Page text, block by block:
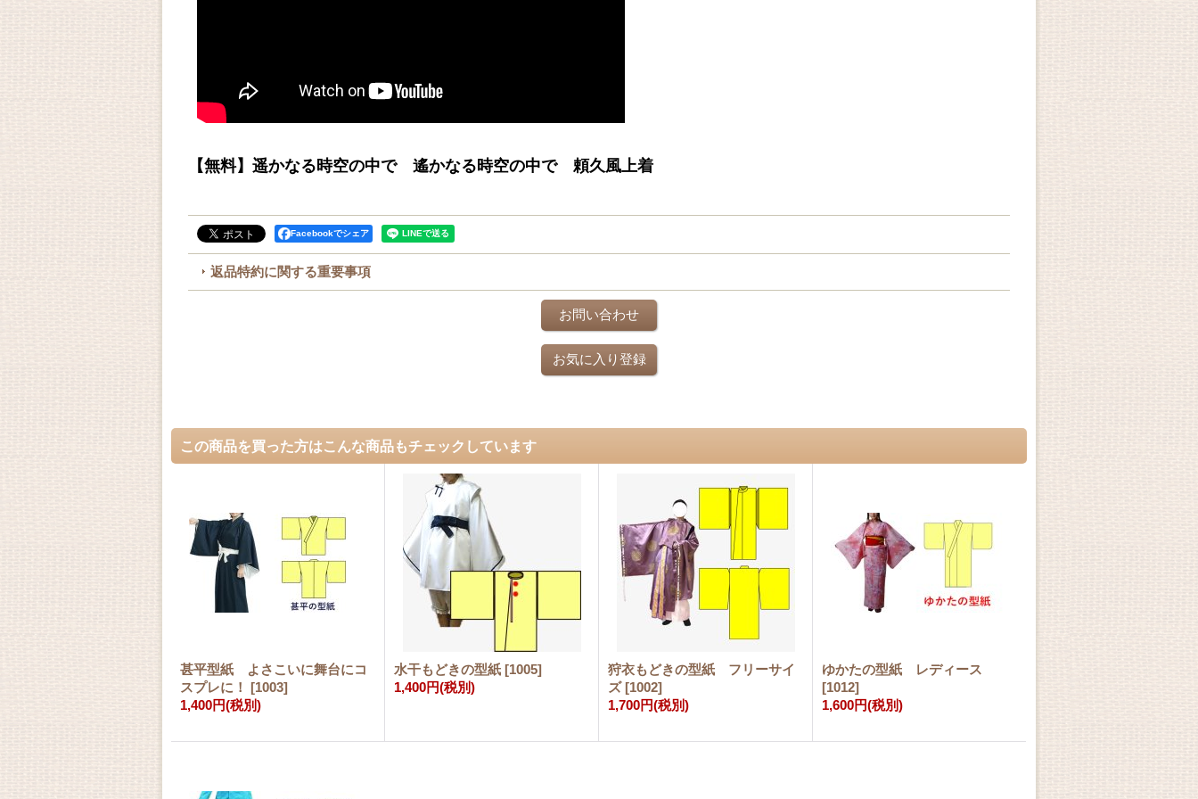
【無料】遥かなる時空の中で 遙かなる時空の中で 頼久風上着
Facebookでシェア
返品特約に関する重要事項
お問い合わせ
お気に入り登録
この商品を買った方はこんな商品もチェックしています
甚平型紙 よさこいに舞台にコ
スプレに！
[1003]
1,400円(税別)
水干もどきの型紙 [1005]
1,400円(税別)
狩衣もどきの型紙 フリーサイ
ズ [1002]
1,700円(税別)
ゆかたの型紙 レディース
[1012]
1,600円(税別)